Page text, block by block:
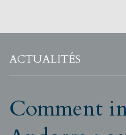
ACTUALITÉS
Comment